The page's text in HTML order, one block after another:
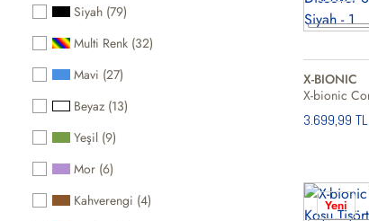
Siyah (79)
Multi Renk (32)
Mavi (27)
Beyaz (13)
Yeşil (9)
Mor (6)
Kahverengi (4)
X-BIONIC
3.699,99 TL
Yeni